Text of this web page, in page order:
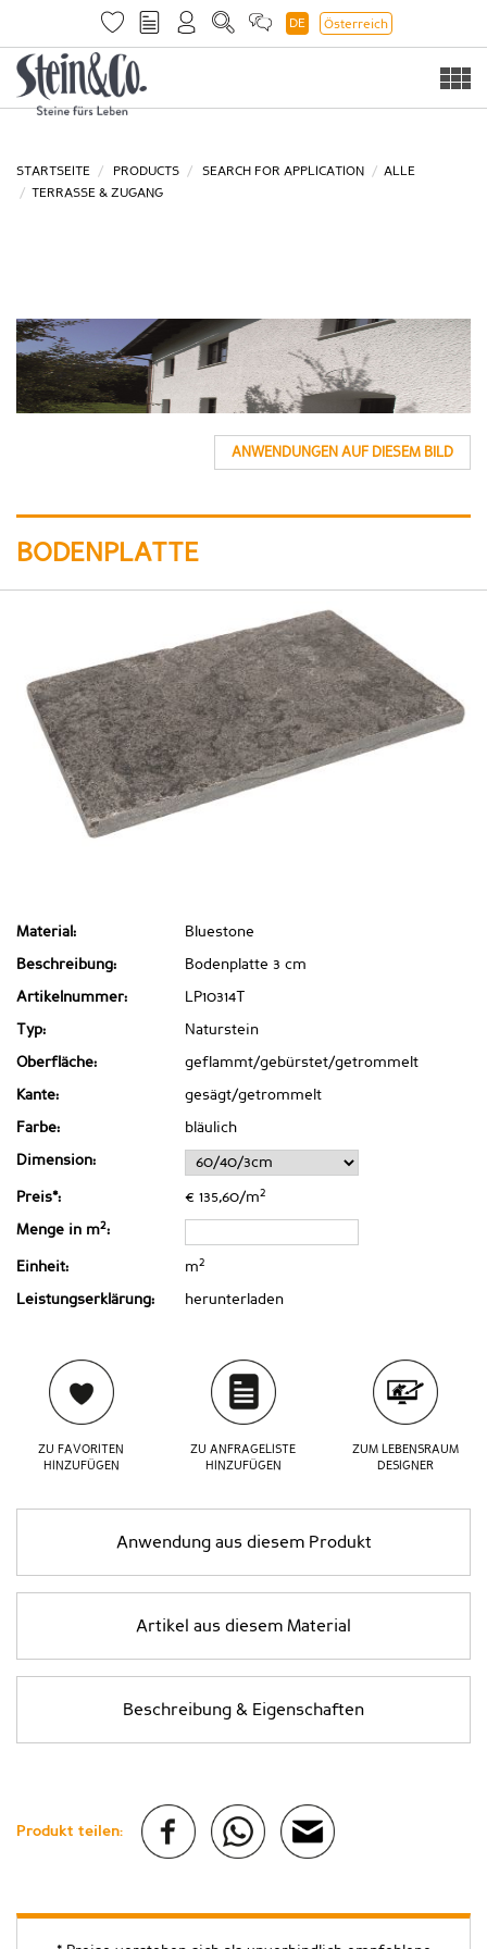
DE Österreich
STARTSEITE PRODUCTS SEARCH FOR APPLICATION
ALLE
TERRASSE & ZUGANG
ANWENDUNGEN AUF DIESEM BILD
BODENPLATTE
Material: Bluestone
Beschreibung: Bodenplatte 3 cm
Artikelnummer: LP10314T
Typ: Naturstein
Oberfläche: geflammt/gebürstet/getrommelt
Kante: gesägt/getrommelt
Farbe: bläulich
Dimension:
Preis*: € 135,60/m2
Menge in m2:
Einheit: m2
Leistungserklärung: herunterladen
ZU FAVORITEN
HINZUFÜGEN
ZU ANFRAGELISTE
HINZUFÜGEN
ZUM LEBENSRAUM
DESIGNER
Anwendung aus diesem Produkt
Artikel aus diesem Material
Beschreibung & Eigenschaften
Produkt teilen: